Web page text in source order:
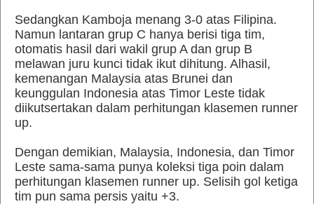
Sedangkan Kamboja menang 3-0 atas Filipina.
Namun lantaran grup C hanya berisi tiga tim,
otomatis hasil dari wakil grup A dan grup B
melawan juru kunci tidak ikut dihitung. Alhasil,
kemenangan Malaysia atas Brunei dan
keunggulan Indonesia atas Timor Leste tidak
diikutsertakan dalam perhitungan klasemen runner
up.
Dengan demikian, Malaysia, Indonesia, dan Timor
Leste sama-sama punya koleksi tiga poin dalam
perhitungan klasemen runner up. Selisih gol ketiga
tim pun sama persis yaitu +3.